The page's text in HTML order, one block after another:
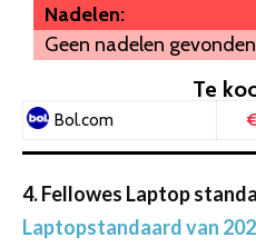
Nadelen:
Geen nadelen gevonden
Te
Bol.com
4. Fellowes Laptop
Laptopstandaard van